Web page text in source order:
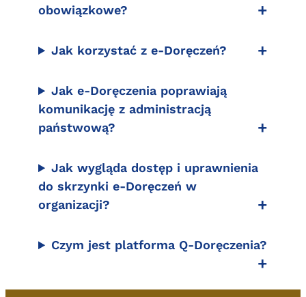
obowiązkowe?
Jak korzystać z e-Doręczeń?
Jak e-Doręczenia poprawiają
komunikację z administracją
państwową?
Jak wygląda dostęp i uprawnienia
do skrzynki e-Doręczeń w
organizacji?
Czym jest platforma Q-Doręczenia?